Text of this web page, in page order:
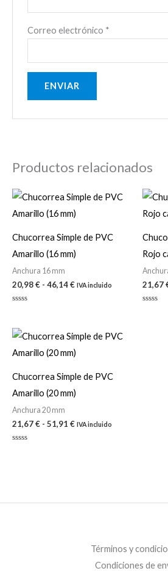
Correo electrónico *
Productos relacionados
Chucorrea Simple de PVC
Amarillo (16 mm)
Anchura 16 mm
20,98€ - 46,14€
Rango
de
precios:
20,98 €
46,14 €
IVA incluido
de
5
Rojo
21,67
Chucorrea Simple de PVC
Amarillo (20 mm)
Anchura 20 mm
21,67€ - 51,91 €
Rango
de
precios:
21,67 €
51,91 €
IVA incluido
Términos y
Condiciones de